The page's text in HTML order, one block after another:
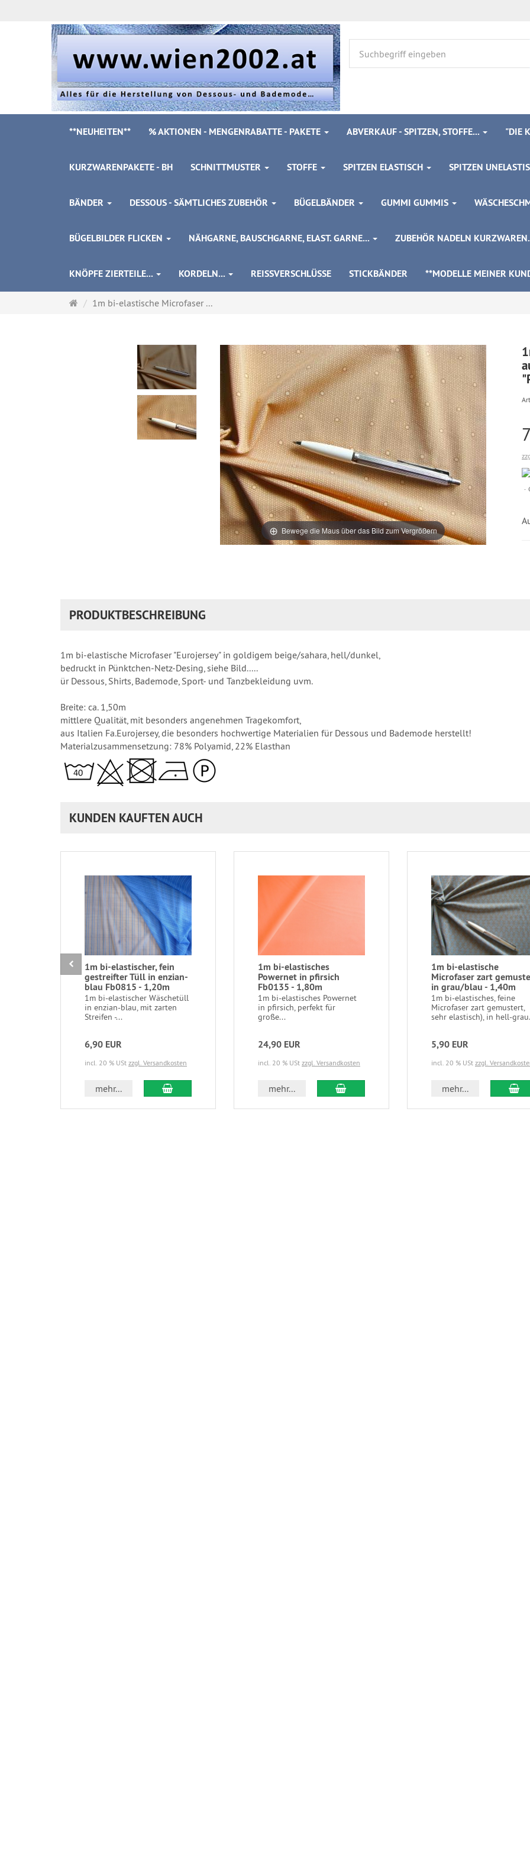
**NEUHEITEN** % AKTIONEN - MENGENRABATTE - PAKETE ABVERKAUF - SPITZEN, STOFFE... "DIE
KURZWARENPAKETE - BH SCHNITTMUSTER STOFFE SPITZEN ELASTISCH SPITZEN
BÄNDER DESSOUS - SÄMTLICHES ZUBEHÖR BÜGELBÄNDER GUMMI GUMMIS
BÜGELBILDER FLICKEN NÄHGARNE, BAUSCHGARNE, ELAST. GARNE... ZUBEHÖR NADELN
KNÖPFE ZIERTEILE... KORDELN... REISSVERSCHLÜSSE STICKBÄNDER **MODELLE MEINER
Startseite
1m bi-elastische Microfaser ...
Bewege die Maus über das Bild zum Vergrößern
PRODUKTBESCHREIBUNG
1m bi-elastische Microfaser "Eurojersey" in goldigem beige/sahara, hell/dunkel,
bedruckt in Pünktchen-Netz-Desing, siehe Bild.....
ür Dessous, Shirts, Bademode, Sport- und Tanzbekleidung uvm.
Breite: ca. 1,50m
mittlere Qualität, mit besonders angenehmen Tragekomfort,
aus Italien Fa.Eurojersey, die besonders hochwertige Materialien für Dessous und Bademode herstellt!
Materialzusammensetzung: 78% Polyamid, 22% Elasthan
KUNDEN KAUFTEN AUCH
1m bi-elastischer, fein
gestreifter Tüll in enzian-
blau Fb0815 - 1,20m
1m bi-elastischer Wäschetüll
in enzian-blau, mit zarten
Streifen -...
6,90 EUR
incl. 20 % USt zzgl. Versandkosten
mehr... In den Warenkorb
1m bi-elastisches
Powernet in pfirsich
Fb0135 - 1,80m
1m bi-elastisches Powernet
in pfirsich, perfekt für
große...
24,90 EUR
incl. 20 % USt zzgl. Versandkosten
mehr... In den Warenkorb
1m bi-elastische
Microfaser zart
in grau/blau - 1,40m
1m bi-elastisches, feine
Microfaser zart gemustert,
sehr elastisch), in hell-
5,90 EUR
incl. 20 % USt zzgl.
mehr... In